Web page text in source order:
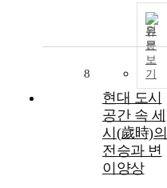
원
문
보
기
8
현대 도시
공간 속 세
시(歲時)의
전승과 변
이양상